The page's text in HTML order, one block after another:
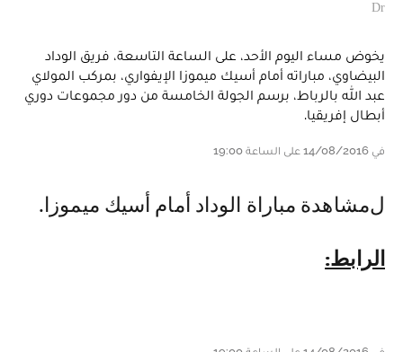
Dr
يخوض مساء اليوم الأحد، على الساعة التاسعة، فريق الوداد
البيضاوي، مباراته أمام أسيك ميموزا الإيفواري، بمركب المولاي
عبد الله بالرباط، برسم الجولة الخامسة من دور مجموعات دوري
أبطال إفريقيا.
في 14/08/2016 على الساعة 19:00
لمشاهدة مباراة الوداد أمام أسيك ميموزا.
الرابط: